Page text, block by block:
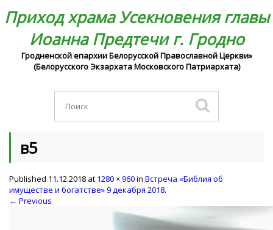
Приход храма Усекновения главы
Иоанна Предтечи г. Гродно
Гродненской епархии Белорусской Православной Церкви»
(Белорусского Экзархата Московского Патриархата)
в5
Published 11.12.2018 at 1280 × 960in Встреча «Библия об
имуществе и богатстве» 9 декабря 2018.
← Previous